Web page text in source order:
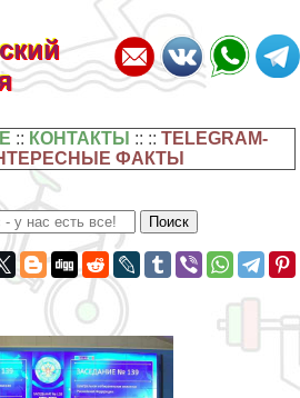
:: КОНТАКТЫ :: ::TELEGRAM-
ФАКТЫ